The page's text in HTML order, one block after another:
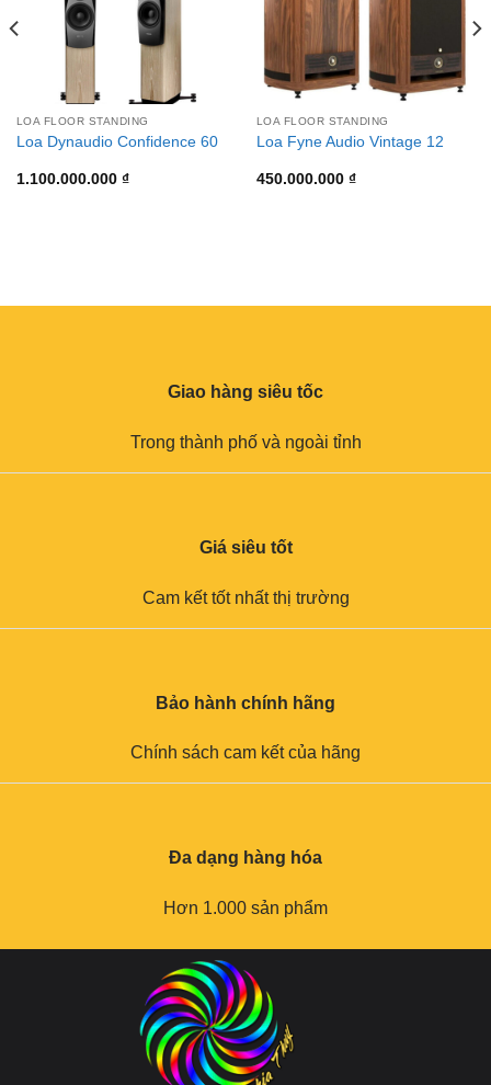
LOA FLOOR STANDING
Loa Dynaudio Confidence 60
1.100.000.000 ₫
LOA FLOOR STANDING
Loa Fyne Audio Vintage 12
450.000.000 ₫
Giao hàng siêu tốc
Trong thành phố và ngoài tỉnh
Giá siêu tốt
Cam kết tốt nhất thị trường
Bảo hành chính hãng
Chính sách cam kết của hãng
Đa dạng hàng hóa
Hơn 1.000 sản phẩm